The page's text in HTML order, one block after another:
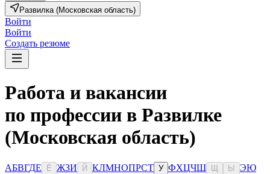
Развилка (Московская область)
Войти
Войти
Создать резюме
Работа и вакансии
по профессии в Развилке
(Московская область)
АБВГДЕ Ё ЖЗИ Й КЛМНОПРСТ У ФХЦЧШ Ы ЭЮ